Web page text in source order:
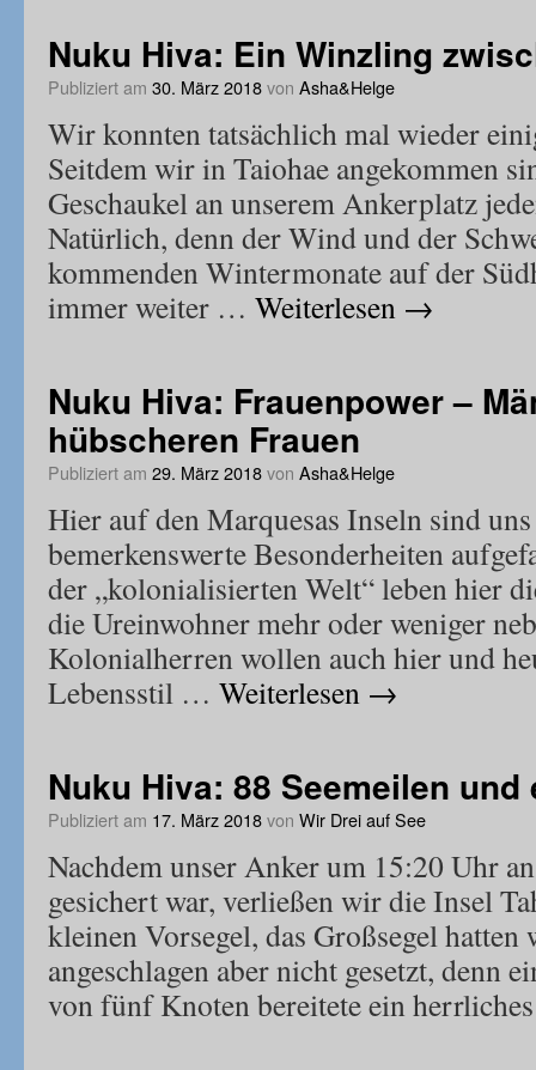
Nuku Hiva: Ein Winzling
Publiziert am 30. März 2018von Asha&Helge
Wir konnten tatsächlich mal wieder
Seitdem wir in Taiohae angekommen
Geschaukel an unserem Ankerplatz
Natürlich, denn der Wind und der
kommenden Wintermonate auf der
immer weiter … Weiterlesen →
Nuku Hiva: Frauenpower –
hübscheren Frauen
Publiziert am 29. März 2018von Asha&Helge
Hier auf den Marquesas Inseln sind
bemerkenswerte Besonderheiten
der „kolonialisierten Welt“ leben hier
die Ureinwohner mehr oder weniger
Kolonialherren wollen auch hier und
Lebensstil … Weiterlesen →
Nuku Hiva: 88 Seemeilen
Publiziert am 17. März 2018von Wir Drei auf See
Nachdem unser Anker um 15:20 Uhr
gesichert war, verließen wir die Insel
kleinen Vorsegel, das Großsegel
angeschlagen aber nicht gesetzt, denn
von fünf Knoten bereitete ein